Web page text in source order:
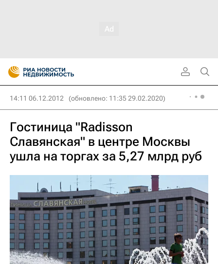
14:11 06.12.2012 (обновлено: 11:35 29.02.2020)
Гостиница "Radisson
Славянская" в центре Москвы
ушла на торгах за 5,27 млрд руб